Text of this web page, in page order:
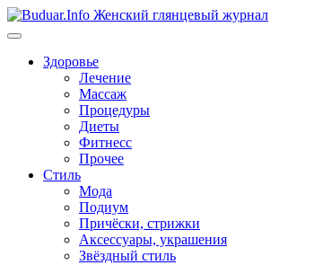
Перейти
к
Здоровье
Лечение
Массаж
Процедуры
Диеты
Фитнесс
Прочее
Стиль
Мода
Подиум
Причёски, стрижки
Аксессуары, украшения
Звёздный стиль